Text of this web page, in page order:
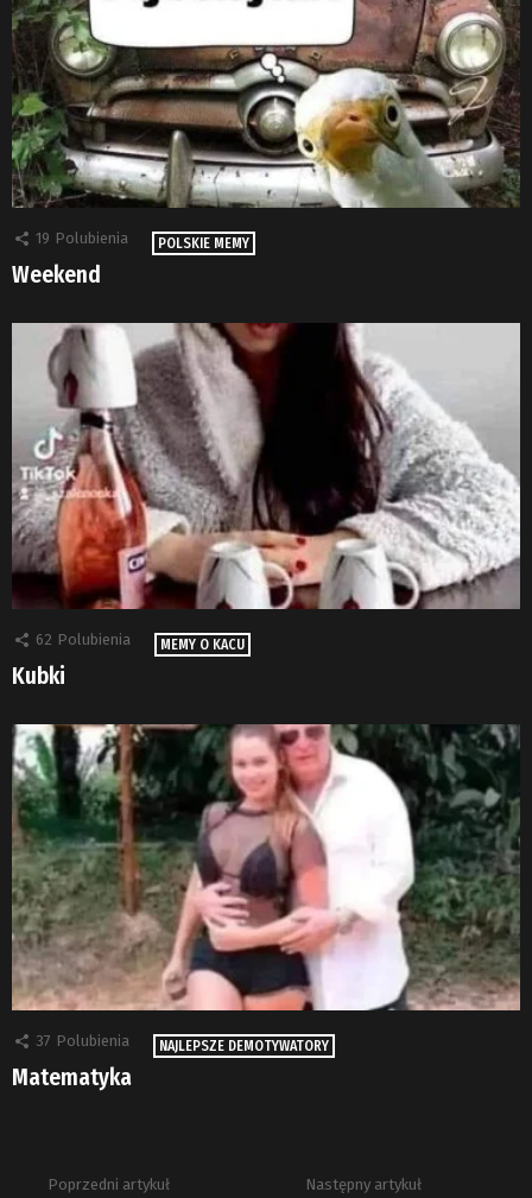
19 Polubienia POLSKIE MEMY
Weekend
62 Polubienia MEMY O KACU
Kubki
37 Polubienia NAJLEPSZE DEMOTYWATORY
Matematyka
ZobaczPoprzedni artykuł Następny artykuł